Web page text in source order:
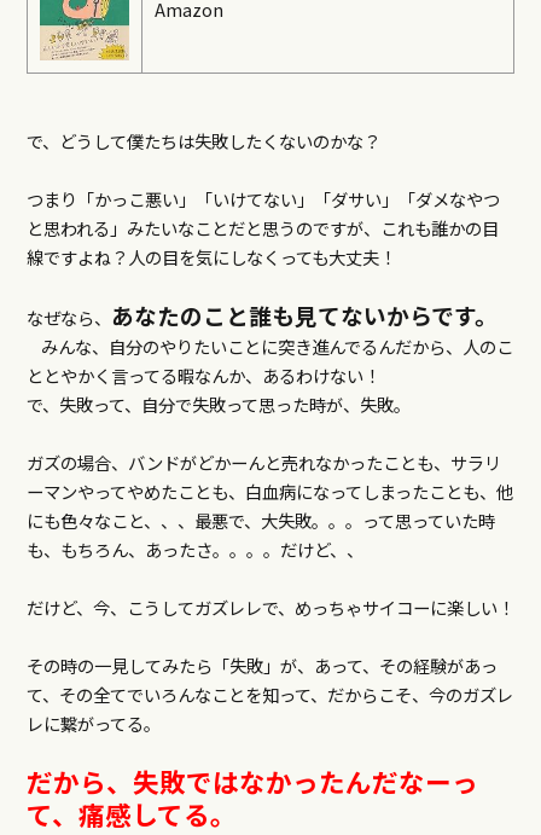
Amazon
で、どうして僕たちは失敗したくないのかな？
つまり「かっこ悪い」「いけてない」「ダサい」「ダメなやつ
と思われる」みたいなことだと思うのですが、これも誰かの目
線ですよね？人の目を気にしなくっても大丈夫！
なぜなら、 あなたのこと誰も見てないからです。
みんな、自分のやりたいことに突き進んでるんだから、人のこ
ととやかく言ってる暇なんか、あるわけない！
で、失敗って、自分で失敗って思った時が、失敗。
ガズの場合、バンドがどかーんと売れなかったことも、サラリ
ーマンやってやめたことも、白血病になってしまったことも、他
にも色々なこと、、、最悪で、大失敗。。。って思っていた時
も、もちろん、あったさ。。。。だけど、、
だけど、今、こうしてガズレレで、めっちゃサイコーに楽しい！
その時の一見してみたら「失敗」が、あって、その経験があっ
て、その全てでいろんなことを知って、だからこそ、今のガズレ
レに繋がってる。
だから、失敗ではなかったんだなーっ
て、痛感してる。